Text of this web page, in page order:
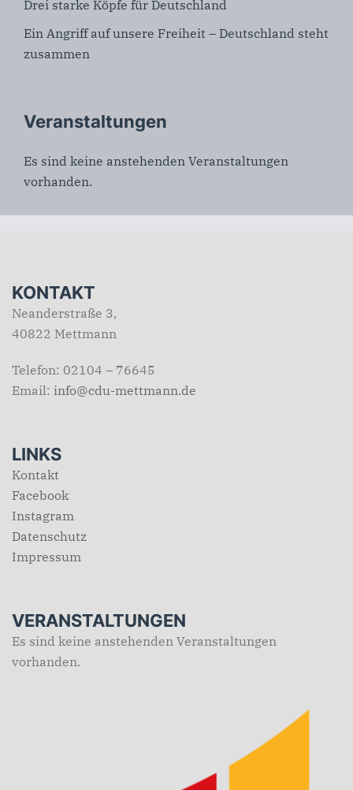
Drei starke Köpfe für Deutschland
Ein Angriff auf unsere Freiheit – Deutschland steht
zusammen
Veranstaltungen
Es sind keine anstehenden Veranstaltungen
vorhanden.
KONTAKT
Neanderstraße 3,
40822 Mettmann
Telefon: 02104 – 76645
Email: info@cdu-mettmann.de
LINKS
Kontakt
Facebook
Instagram
Datenschutz
Impressum
VERANSTALTUNGEN
Es sind keine anstehenden Veranstaltungen
vorhanden.